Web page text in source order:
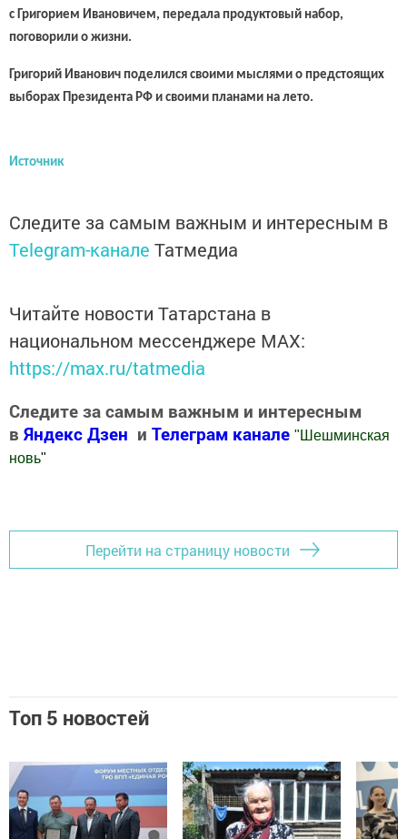
с Григорием Ивановичем, передала продуктовый набор,
поговорили о жизни.
Григорий Иванович поделился своими мыслями о предстоящих
выборах Президента РФ и своими планами на лето.
Источник
Следите за самым важным и интересным в
Telegram-канале Татмедиа
Читайте новости Татарстана в
национальном мессенджере MАХ:
https://max.ru/tatmedia
Следите за самым важным и интересным
в Яндекс Дзен и Телеграм канале " Шешминская
новь"
Перейти на страницу новости
Топ 5 новостей